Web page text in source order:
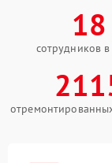
18
сотрудников